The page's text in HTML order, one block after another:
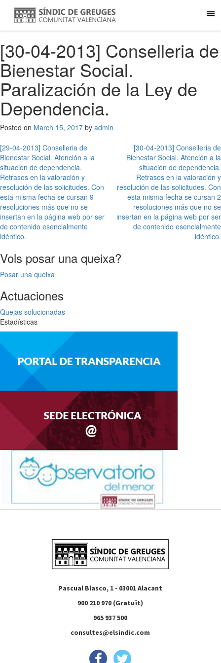
[30-04-2013] Conselleria de
Bienestar Social.
Paralización de la Ley de
Dependencia.
Posted on March 15, 2017 by admin
Post
navigation
[29-04-2013] Conselleria de
Bienestar Social. Atención a la
situación de dependencia.
Retrasos en la valoración y
resolución de las solicitudes. Con
esta misma fecha se cursan 9
resoluciones más que no se
insertan en la página web por ser
de contenido esencialmente
idéntico.
[30-04-2013] Conselleria de
Bienestar Social. Atención a la
situación de dependencia.
Retrasos en la valoración y
resolución de las solicitudes. Con
esta misma fecha se cursan 2
resoluciones más que no se
insertan en la página web por ser
de contenido esencialmente
idéntico.
Vols posar una queixa?
Posar una queixa
Actuaciones
Quejas solucionadas
Estadísticas
Pascual Blasco, 1 - 03001 Alacant
900 210 970 (Gratuït)
965 937 500
consultes@elsindic.com